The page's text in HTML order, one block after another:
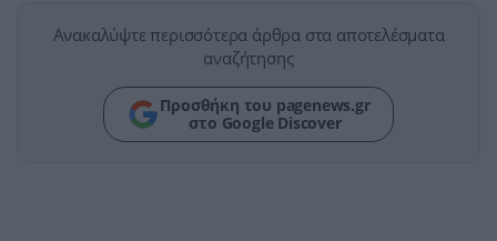
Ανακαλύψτε περισσότερα άρθρα στα αποτελέσματα
αναζήτησης
Προσθήκη του pagenews.gr
στο Google Discover